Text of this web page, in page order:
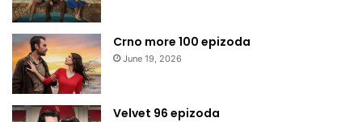
Crno more 100 epizoda
June 19, 2026
Velvet 96 epizoda